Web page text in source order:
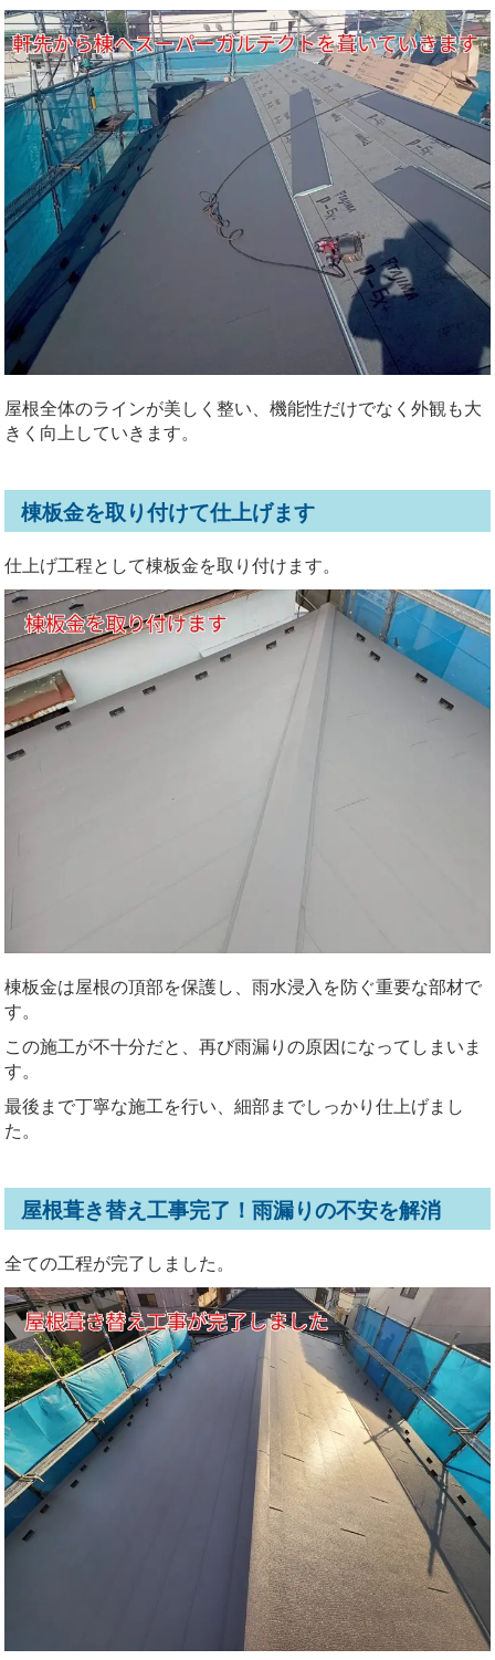
屋根全体のラインが美しく整い、機能性だけでなく外観も大
きく向上していきます。
棟板金を取り付けて仕上げます
仕上げ工程として棟板金を取り付けます。
棟板金は屋根の頂部を保護し、雨水浸入を防ぐ重要な部材で
す。
この施工が不十分だと、再び雨漏りの原因になってしまいま
す。
最後まで丁寧な施工を行い、細部までしっかり仕上げまし
た。
屋根葺き替え工事完了！雨漏りの不安を解消
全ての工程が完了しました。